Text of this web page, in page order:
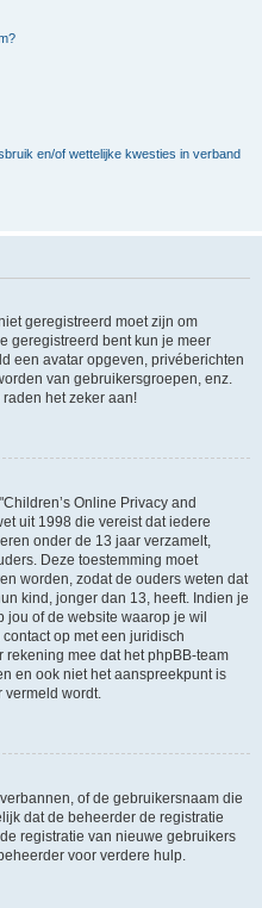
en/of wettelijke kwesties in verband
geregistreerd moet zijn om
geregistreerd bent kun je meer
een avatar opgeven, privéberichten
van gebruikersgroepen, enz.
het zeker aan!
Online Privacy and
uit 1998 die vereist dat iedere
onder de 13 jaar verzamelt,
Deze toestemming moet
worden, zodat de ouders weten dat
kind, jonger dan 13, heeft. Indien je
jou of de website waarop je wil
op met een juridisch
mee dat het phpBB-team
en ook niet het aanspreekpunt is
wordt.
of de gebruikersnaam die
dat de beheerder de registratie
registratie van nieuwe gebruikers
voor verdere hulp.